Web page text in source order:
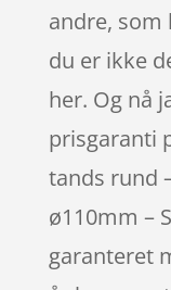
andre,
du er ikke
her. Og nå
prisgaranti
tands rund
ø110mm –
garanteret